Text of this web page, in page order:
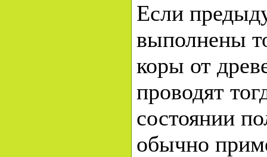
Если
выполнены
коры от
проводят
состоянии
обычно